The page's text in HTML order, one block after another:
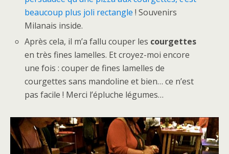
beaucoup plus joli rectangle ! Souvenirs
Milanais inside.
Après cela, il m’a fallu couper les courgettes
en très fines lamelles. Et croyez-moi encore
une fois : couper de fines lamelles de
courgettes sans mandoline et bien… ce n’est
pas facile ! Merci l’épluche légumes…